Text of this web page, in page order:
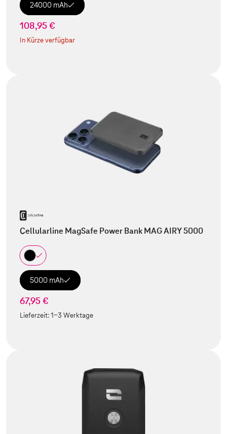
24000 mAh
108,95 €
In Kürze verfügbar
Cellularline MagSafe Power Bank MAG AIRY 5000
5000 mAh
67,95 €
Lieferzeit:1-3 Werktage